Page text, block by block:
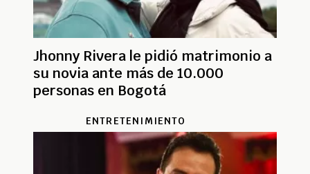
Jhonny Rivera le pidió matrimonio a
su novia ante más de 10.000
personas en Bogotá
ENTRETENIMIENTO